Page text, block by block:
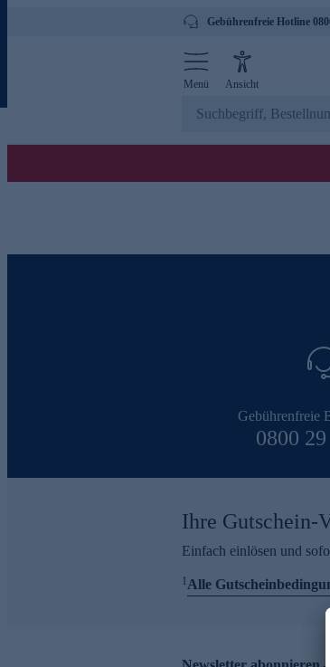
Gebührenfreie Hotline
Menü Ansicht
Gebührenfreie
0800
Ihre Gutschein-
Einfach einlösen und
1Alle